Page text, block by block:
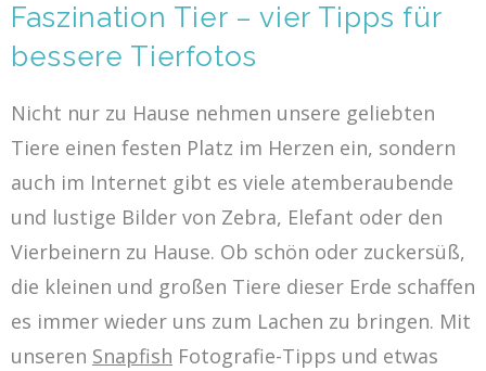
Faszination Tier – vier Tipps für
bessere Tierfotos
Nicht nur zu Hause nehmen unsere geliebten
Tiere einen festen Platz im Herzen ein, sondern
auch im Internet gibt es viele atemberaubende
und lustige Bilder von Zebra, Elefant oder den
Vierbeinern zu Hause. Ob schön oder zuckersüß,
die kleinen und großen Tiere dieser Erde schaffen
es immer wieder uns zum Lachen zu bringen. Mit
unseren Snapfish Fotografie-Tipps und etwas